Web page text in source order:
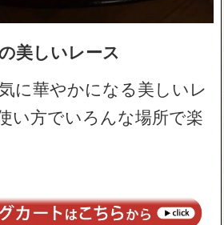
美しいレース
に華やかになる美しいレ
い方でいろんな場所で楽